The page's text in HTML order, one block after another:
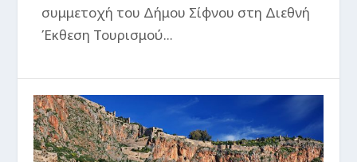
συμμετοχή του Δήμου Σίφνου στη Διεθνή
Έκθεση Τουρισμού...